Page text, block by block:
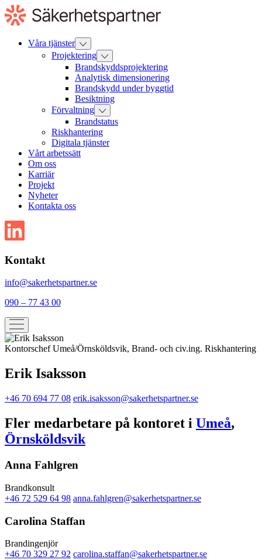
Till
innehåll
Våra tjänster
Projektering
Brandskyddsprojektering
Analytisk dimensionering
Brandskydd under byggtid
Besiktning
Förvaltning
Brandstatus
Riskhantering
Digitala tjänster
Vårt arbetssätt
Om oss
Karriär
Projekt
Nyheter
Kontakta oss
Kontakt
info@sakerhetspartner.se
090 – 77 43 00
Kontorschef Umeå/Örnsköldsvik, Brand- och civ.ing. Riskhantering
Erik Isaksson
+46 70 694 77 08 erik.isaksson@sakerhetspartner.se
Fler medarbetare på kontoret i Umeå,
Örnsköldsvik
Anna Fahlgren
Brandkonsult
+46 72 529 64 98 anna.fahlgren@sakerhetspartner.se
Carolina Staffan
Brandingenjör
+46 70 329 27 92 carolina.staffan@sakerhetspartner.se